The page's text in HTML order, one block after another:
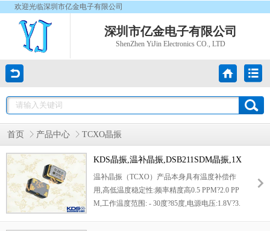
欢迎光临深圳市亿金电子有限公司
深圳市亿金电子有限公司
ShenZhen YiJin Electronics CO., LTD
首页 产品中心 TCXO晶振
KDS晶振,温补晶振,DSB211SDM晶振,1X
XD26000JHC晶振
温补晶振（TCXO）产品本身具有温度补偿作
用,高低温度稳定性:频率精度高0.5 PPM?2.0 PP
M,工作温度范围: - 30度?85度,电源电压:1.8V?3.